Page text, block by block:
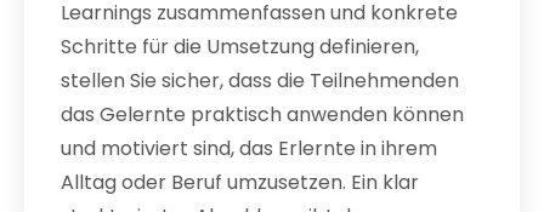
Learnings zusammenfassen und konkrete
Schritte für die Umsetzung definieren,
stellen Sie sicher, dass die Teilnehmenden
das Gelernte praktisch anwenden können
und motiviert sind, das Erlernte in ihrem
Alltag oder Beruf umzusetzen. Ein klar